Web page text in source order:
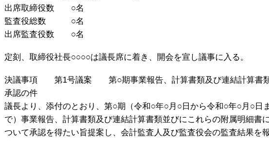
出席取締役数 ○名
監査役総数 ○名
出席監査役数 ○名
定刻、取締役社長○○○○は議長席に着き、開会を宣し議事に入る。
決議事項 第1号議案 第○期事業報告、計算書類及び連結計算書
承認の件
議長より、添付のとおり、第○期（令和○年○月○日から令和○年○月○日
で）事業報告、計算書類及び連結計算書類並びにこれらの附属明細書
ついて承認を得たい旨提案し、会計監査人及び監査役会の監査結果を